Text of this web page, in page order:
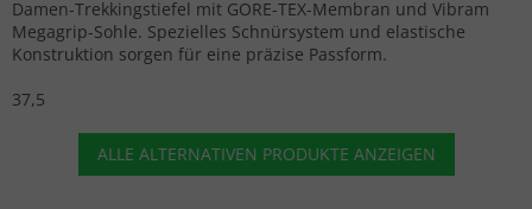
Damen-Trekkingstiefel mit GORE-TEX-Membran und Vibram
Megagrip-Sohle. Spezielles Schnürsystem und elastische
Konstruktion sorgen für eine präzise Passform.
37,5
ALLE ALTERNATIVEN PRODUKTE ANZEIGEN